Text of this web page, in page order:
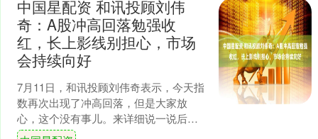
中国星配资 和讯投顾刘伟
奇：A股冲高回落勉强收
红，长上影线别担心，市场
会持续向好
7月11日，和讯投顾刘伟奇表示，今天指
数再次出现了冲高回落，但是大家放
心，这个没有事儿。来详细说一说后面
的判断。首先说今天有几个好现象，午